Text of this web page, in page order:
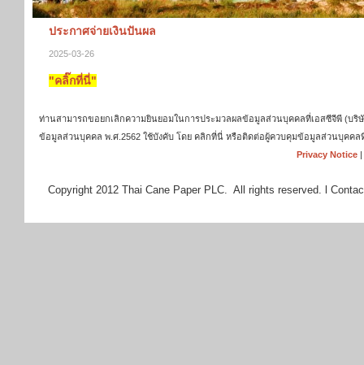
ประกาศจ่ายเงินปันผล
2025-03-26
"คลิ๊กที่นี่"
ท่านสามารถขอยกเลิกความยินยอมในการประมวลผลข้อมูลส่วนบุคคลที่เอสซีจีพี (บ
ข้อมูลส่วนบุคคล พ.ศ.2562 ใช้บังคับ โดย คลิกที่นี่ หรือติดต่อผู้ควบคุมข้อมูลส่วนบุคคล
Privacy Notice|
Copyright 2012 Thai Cane Paper PLC. All rights reserved. l